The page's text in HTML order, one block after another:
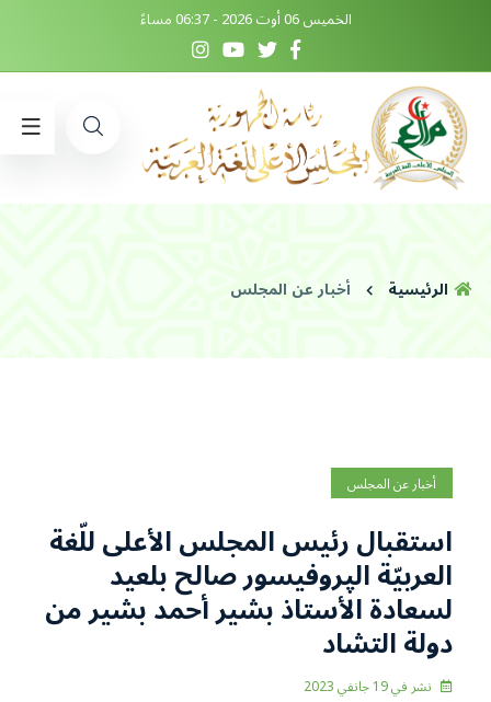
الخميس 06 أوت 2026 - 06:37 مساءً
الرئيسية أخبار عن المجلس
أخبار عن المجلس
استقبال رئيس المجلس الأعلى للّغة
العربيّة الپروفيسور صالح بلعيد
لسعادة الأستاذ بشير أحمد بشير من
دولة التشاد
نشر في19 جانفي 2023